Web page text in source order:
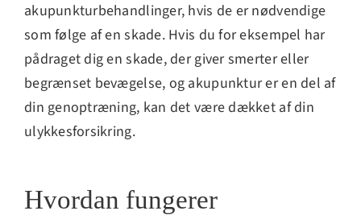
akupunkturbehandlinger, hvis de er nødvendige
som følge af en skade. Hvis du for eksempel har
pådraget dig en skade, der giver smerter eller
begrænset bevægelse, og akupunktur er en del af
din genoptræning, kan det være dækket af din
ulykkesforsikring.
Hvordan fungerer